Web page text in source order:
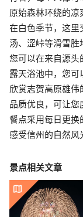
原始森林环绕的凉
在白色季节，这里
汤、涩峠等滑雪胜
您可以在来自源头
露天浴池中，您
欣赏志贺高原雄伟
品质优良，可让您
餐点采用每日更
感受信州的自然风
景点相关文章